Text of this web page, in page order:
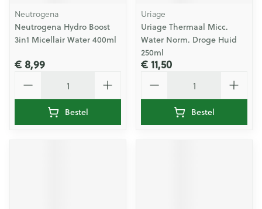
Neutrogena
Neutrogena Hydro Boost
3in1 Micellair Water 400ml
€ 8,99
Bestel
Uriage
Uriage Thermaal Micc.
Water Norm. Droge Huid
250ml
€ 11,50
Bestel